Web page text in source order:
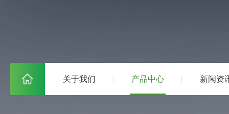
关于我们 产品中心 新闻资